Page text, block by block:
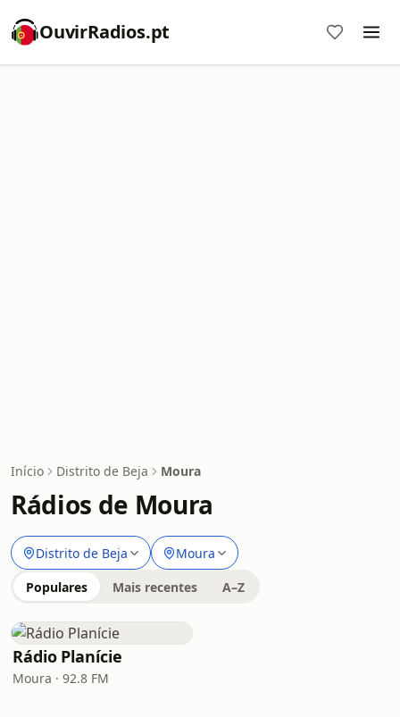
OuvirRadios.pt
Início Distrito de Beja Moura
Rádios de Moura
Distrito de Beja Moura
Populares Mais recentes A–Z
Rádio Planície
Moura · 92.8 FM